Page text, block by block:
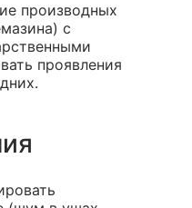
производных
с
проявления